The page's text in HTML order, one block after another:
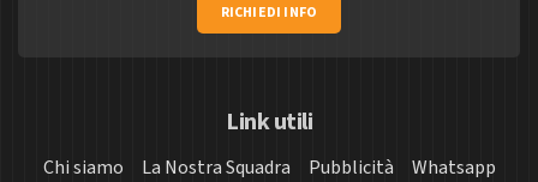
RICHIEDI INFO
Link utili
Chi siamo La Nostra Squadra Pubblicità
Whatsapp